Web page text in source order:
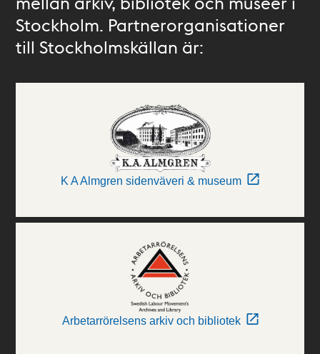
Stockholm. Partnerorganisationer
till Stockholmskällan är:
K A Almgren sidenväveri & museum
Arbetarrörelsens arkiv och bibliotek